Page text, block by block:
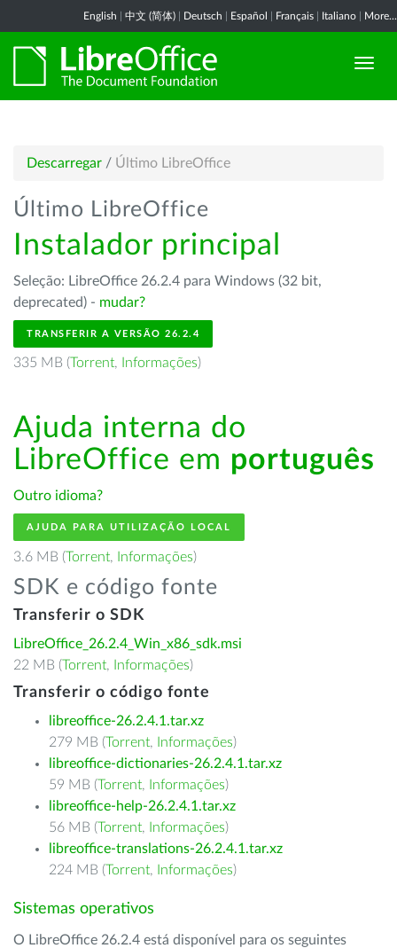
English 中文 (简体) Deutsch Español Français Italiano More...
Descarregar / Último LibreOffice
Último LibreOffice
Instalador principal
Seleção: LibreOffice 26.2.4 para Windows (32 bit,
deprecated) - mudar?
TRANSFERIR A VERSÃO 26.2.4
335 MB (Torrent, Informações)
Ajuda interna do
LibreOffice em português
Outro idioma?
AJUDA PARA UTILIZAÇÃO LOCAL
3.6 MB (Torrent, Informações)
SDK e código fonte
Transferir o SDK
LibreOffice_26.2.4_Win_x86_sdk.msi
22 MB (Torrent, Informações)
Transferir o código fonte
libreoffice-26.2.4.1.tar.xz
279 MB (Torrent, Informações)
libreoffice-dictionaries-26.2.4.1.tar.xz
59 MB (Torrent, Informações)
libreoffice-help-26.2.4.1.tar.xz
56 MB (Torrent, Informações)
libreoffice-translations-26.2.4.1.tar.xz
224 MB (Torrent, Informações)
Sistemas operativos
O LibreOffice 26.2.4 está disponível para os seguintes